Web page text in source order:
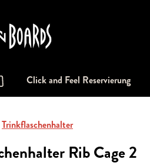
enthält 0 Positionen. Der
Click and Feel Reservierung
Trinkflaschenhalter
Rib Cage 2